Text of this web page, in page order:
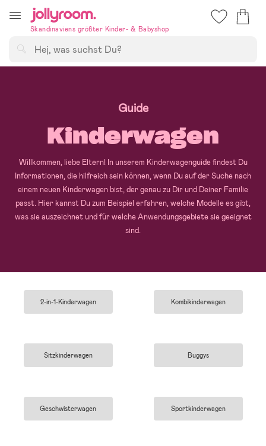
till
innehålletSkandinaviens größter Kinder- & Babyshop
Guide
Kinderwagen
Willkommen, liebe Eltern! In unserem Kinderwagenguide findest Du
Informationen, die hilfreich sein können, wenn Du auf der Suche nach
einem neuen Kinderwagen bist, der genau zu Dir und Deiner Familie
passt. Hier kannst Du zum Beispiel erfahren, welche Modelle es gibt,
was sie auszeichnet und für welche Anwendungsgebiete sie geeignet
sind.
2-in-1-Kinderwagen Kombikinderwagen
Sitzkinderwagen Buggys
Geschwisterwagen Sportkinderwagen